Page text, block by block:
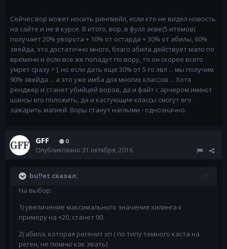
Сейчес вор может носить рингмейл, если кто не видел новость
на сайте и не в курсе. В итого, вор, в фулл акве(5 итемов)
получает 20% уворота + 10% от остарда + 30% от абилы, 60%
эвейда, это достаточно много, благо абила действует мало по
времени и если все же попадут по вору, то он скорее всего
умрет сразу = ), но если дать еще 30% от 5-го лвл ... мы получим
90% эвейда ... а это уже имба для многих классов ... Хотя
ренджер и станет убийцей воров, да и файт с арчером имеют
шансы его положить, да и кастующие классы смогут его
зажарить магией. Воры станут наглыми - однозначно.
GFF 0
Опубликовано 31 октября, 2016
bu!!et сказал:
На выбор:
1) увеличение максимального значения хилинга к
примеру на +20, станет 90.
2) абила, которая регенит хп ( по типу темного каста на
реген, не помню как звать)